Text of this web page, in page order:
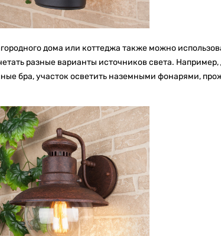
дома или коттеджа также можно
разные варианты источников света.
бра, участок осветить наземными фонарями,